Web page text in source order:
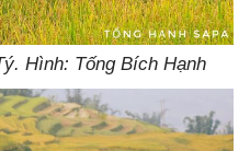
Hình: Tống Bích Hạnh